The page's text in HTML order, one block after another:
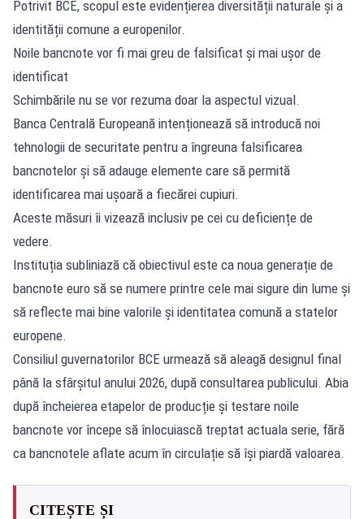
Potrivit BCE, scopul este evidențierea diversității naturale și a
identității comune a europenilor.
Noile bancnote vor fi mai greu de falsificat și mai ușor de
identificat
Schimbările nu se vor rezuma doar la aspectul vizual.
Banca Centrală Europeană intenționează să introducă noi
tehnologii de securitate pentru a îngreuna falsificarea
bancnotelor și să adauge elemente care să permită
identificarea mai ușoară a fiecărei cupiuri.
Aceste măsuri îi vizează inclusiv pe cei cu deficiențe de
vedere.
Instituția subliniază că obiectivul este ca noua generație de
bancnote euro să se numere printre cele mai sigure din lume și
să reflecte mai bine valorile și identitatea comună a statelor
europene.
Consiliul guvernatorilor BCE urmează să aleagă designul final
până la sfârșitul anului 2026, după consultarea publicului. Abia
după încheierea etapelor de producție și testare noile
bancnote vor începe să înlocuiască treptat actuala serie, fără
ca bancnotele aflate acum în circulație să își piardă valoarea.
CITEȘTE ȘI